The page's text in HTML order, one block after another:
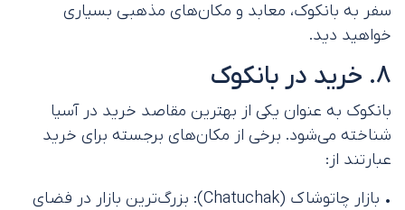
سفر به بانکوک، معابد و مکان‌های مذهبی بسیاری
خواهید دید.
8. خرید در بانکوک
بانکوک به عنوان یکی از بهترین مقاصد خرید در آسیا
شناخته می‌شود. برخی از مکان‌های برجسته برای خرید
عبارتند از:
• بازار چاتوشاک (Chatuchak): بزرگ‌ترین بازار در فضای